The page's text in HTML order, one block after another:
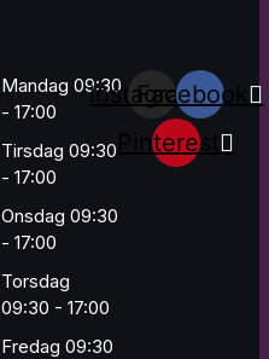
Mandag 09:30
- 17:00
Tirsdag 09:30
- 17:00
Onsdag 09:30
- 17:00
Torsdag
09:30 - 17:00
Fredag 09:30
Instagram
Facebook
Pinterest